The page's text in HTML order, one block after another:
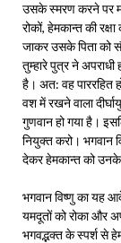
उसके स्मरण करने पर
रोकों, हेमकान्त की
जाकर उसके पिता को
तुम्हारे पुत्र ने
है। अत: वह पाररहित
वश में रखने वाला
गुणवान हो गया है।
नियुक्त करो। भगवान
देकर हेमकान्त को
भगवान विष्णु का यह
यमदूतों को रोका और
भगवद्भक्त के स्पर्श से